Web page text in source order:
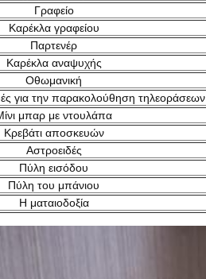
Γραφείο
Καρέκλα γραφείου
Παρτενέρ
Καρέκλα αναψυχής
Οθωμανική
για την παρακολούθηση τηλεοράσεων
μπαρ με ντουλάπα
Κρεβάτι αποσκευών
Αστροειδές
Πύλη εισόδου
Πύλη του μπάνιου
Η ματαιοδοξία